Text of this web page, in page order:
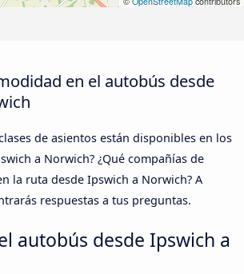
en el autobús desde
de asientos están disponibles en los
a Norwich? ¿Qué compañías de
la ruta desde Ipswich a Norwich? A
respuestas a tus preguntas.
autobús desde Ipswich a